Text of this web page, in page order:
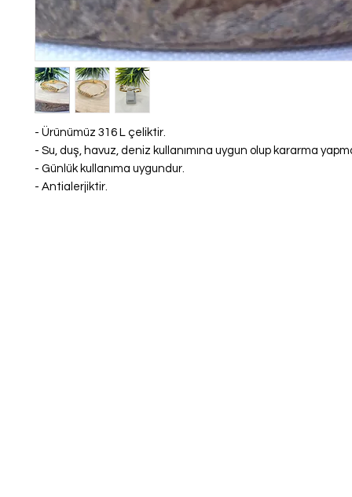
- Ürünümüz 316 L çeliktir.
- Su, duş, havuz, deniz kullanımına uygun olup kararma
- Günlük kullanıma uygundur.
- Antialerjiktir.